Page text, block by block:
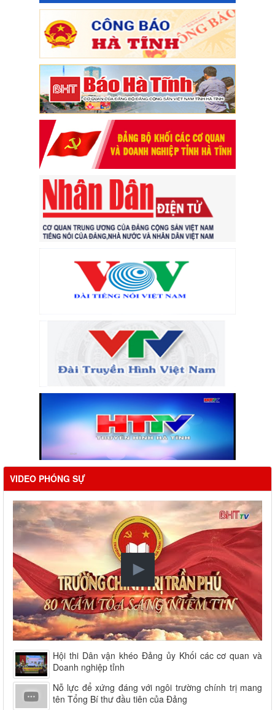
VIDEO PHÓNG SỰ
Hội thi Dân vận khéo Đảng ủy Khối các cơ quan và
Doanh nghiệp tỉnh
Nỗ lực để xứng đáng với ngôi trường chính trị mang
tên Tổng Bí thư đầu tiên của Đảng